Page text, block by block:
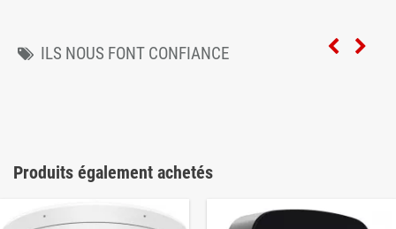
ILS NOUS FONT CONFIANCE
Produits également achetés